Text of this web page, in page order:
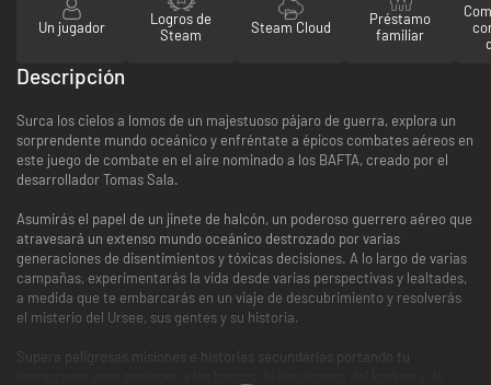
Un jugador
Logros de
Steam
Steam Cloud
Préstamo
familiar
Descripción
Surca los cielos a lomos de un majestuoso pájaro de guerra, explora un
sorprendente mundo oceánico y enfréntate a épicos combates aéreos en
este juego de combate en el aire nominado a los BAFTA, creado por el
desarrollador Tomas Sala.
Asumirás el papel de un jinete de halcón, un poderoso guerrero aéreo que
atravesará un extenso mundo oceánico destrozado por varias
generaciones de disentimientos y tóxicas decisiones. A lo largo de varias
campañas, experimentarás la vida desde varias perspectivas y lealtades,
a medida que te embarcarás en un viaje de descubrimiento y resolverás
el misterio del Ursee, sus gentes y su historia.
Supera peligrosas misiones e historias secundarias portando tu